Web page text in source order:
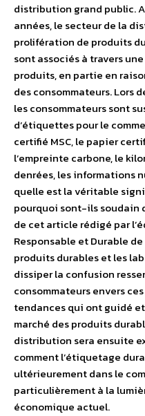
distribution grand public.
années, le secteur de la
prolifération de produits
sont associés à travers
produits, en partie en
des consommateurs. Lors
les consommateurs sont
d’étiquettes pour le
certifié MSC, le papier
l’empreinte carbone, le
denrées, les informations
quelle est la véritable
pourquoi sont-ils soudain
de cet article rédigé par
Responsable et Durable
produits durables et les
dissiper la confusion
consommateurs envers
tendances qui ont guidé
marché des produits
distribution sera ensuite
comment l’étiquetage
ultérieurement dans le
particulièrement à la
économique actuel.